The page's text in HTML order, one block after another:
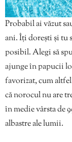
Probabil ai văzut
ani. Îți dorești și tu
posibil. Alegi să
ajunge în papucii
favorizat, cum
că norocul nu are
în medie vârsta de
albastre ale lumii.